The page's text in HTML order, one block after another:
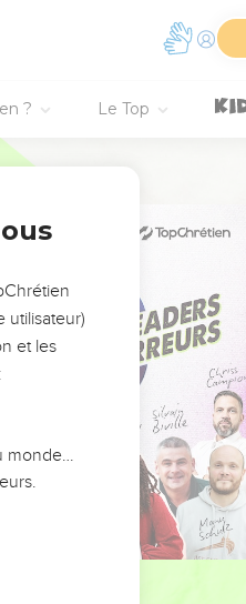
? Le Top
utilisateur)
et les
monde…